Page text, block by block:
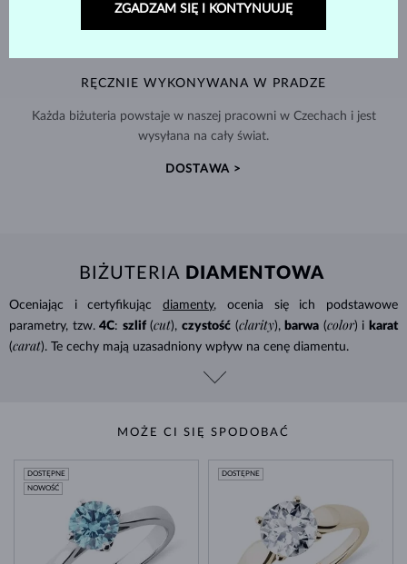
RĘCZNIE WYKONYWANA W PRADZE
Każda biżuteria powstaje w naszej pracowni w Czechach i jest
wysyłana na cały świat.
DOSTAWA >
BIŻUTERIA DIAMENTOWA
Oceniając i certyfikującdiamenty, ocenia się ich podstawowe
parametry, tzw. 4C: szlif (cut), czystość (clarity), barwa (color) i karat
(carat). Te cechy mają uzasadniony wpływ na cenę diamentu.
MOŻE CI SIĘ SPODOBAĆ
DOSTĘPNE
NOWOŚĆ
DOSTĘPNE
ZGADZAM SIĘ I KONTYNUUJĘ